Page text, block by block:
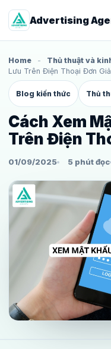
Advertising
Home - Thủ thuật và
Lưu Trên Điện Thoại Đơn
Blog kiến thức Thủ
Cách Xem
Trên Điện
01/09/2025 5 phút đọc